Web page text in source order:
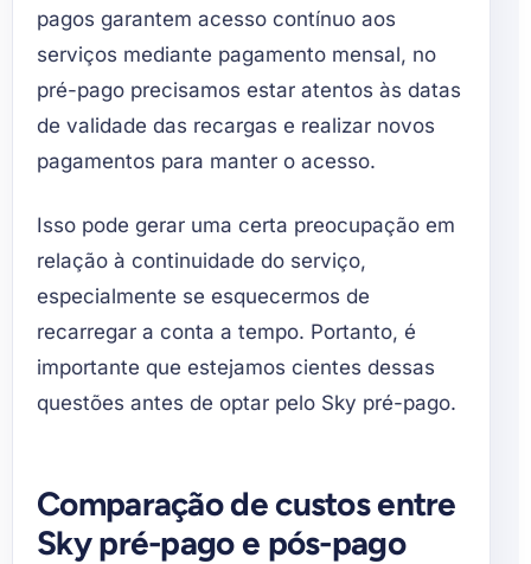
pagos garantem acesso contínuo aos
serviços mediante pagamento mensal, no
pré-pago precisamos estar atentos às datas
de validade das recargas e realizar novos
pagamentos para manter o acesso.
Isso pode gerar uma certa preocupação em
relação à continuidade do serviço,
especialmente se esquecermos de
recarregar a conta a tempo. Portanto, é
importante que estejamos cientes dessas
questões antes de optar pelo Sky pré-pago.
Comparação de custos entre
Sky pré-pago e pós-pago